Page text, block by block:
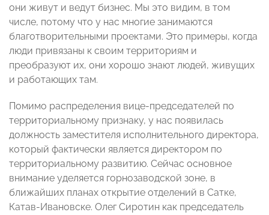
они живут и ведут бизнес. Мы это видим, в том
числе, потому что у нас многие занимаются
благотворительными проектами. Это примеры, когда
люди привязаны к своим территориям и
преобразуют их, они хорошо знают людей, живущих
и работающих там.
Помимо распределения вице-председателей по
территориальному признаку, у нас появилась
должность заместителя исполнительного директора,
который фактически является директором по
территориальному развитию. Сейчас основное
внимание уделяется горнозаводской зоне, в
ближайших планах открытие отделений в Сатке,
Катав-Ивановске. Олег Сиротин как председатель